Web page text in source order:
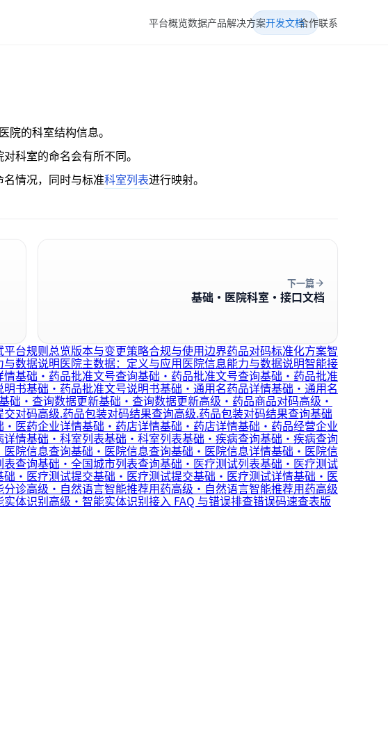
平台概览数据产品解决方案开发文档合作联系
院的科室结构信息。
科室的命名会有所不同。
情况，同时与标准科室列表进行映射。
下一篇
基础·医院科室·接口文档
平台规则总览版本与变更策略合规与使用边界药品对码标准化方案智
与数据说明医院主数据：定义与应用医院信息能力与数据说明智能接
情基础·药品批准文号查询基础·药品批准文号查询基础·药品批准
书基础·药品批准文号说明书基础·通用名药品详情基础·通用名
础·查询数据更新基础·查询数据更新高级·药品商品对码高级·
对码高级.药品包装对码结果查询高级.药品包装对码结果查询基础
·医药企业详情基础·药店详情基础·药店详情基础·药品经营企业
情基础·科室列表基础·科室列表基础·疾病查询基础·疾病查询
院信息查询基础·医院信息查询基础·医院信息详情基础·医院信
查询基础·全国城市列表查询基础·医疗测试列表基础·医疗测试
础·医疗测试提交基础·医疗测试提交基础·医疗测试详情基础·医
分诊高级·自然语言智能推荐用药高级·自然语言智能推荐用药高级
体识别高级·智能实体识别接入 FAQ 与错误排查错误码速查表版